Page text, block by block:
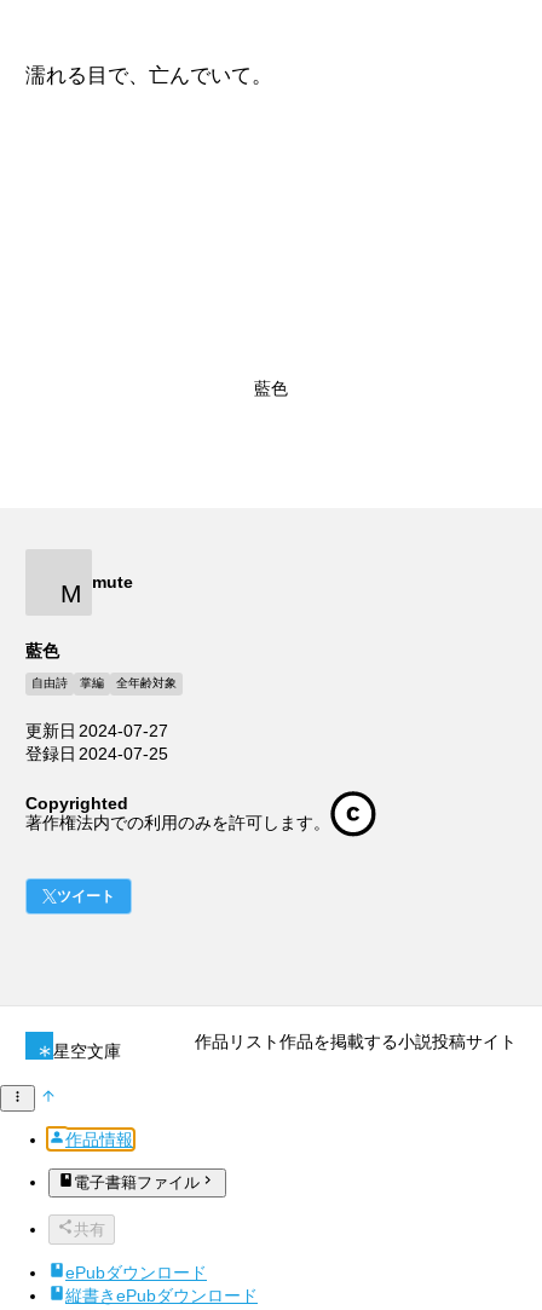
濡れる目で、亡んでいて。
藍色
M mute
藍色
自由詩 掌編 全年齢対象
更新日 2024-07-27
登録日 2024-07-25
Copyrighted
著作権法内での利用のみを許可します。
ツイート
星空文庫 作品リスト作品を掲載する小説投稿サイト
作品情報
電子書籍ファイル
共有
ePubダウンロード
縦書きePubダウンロード